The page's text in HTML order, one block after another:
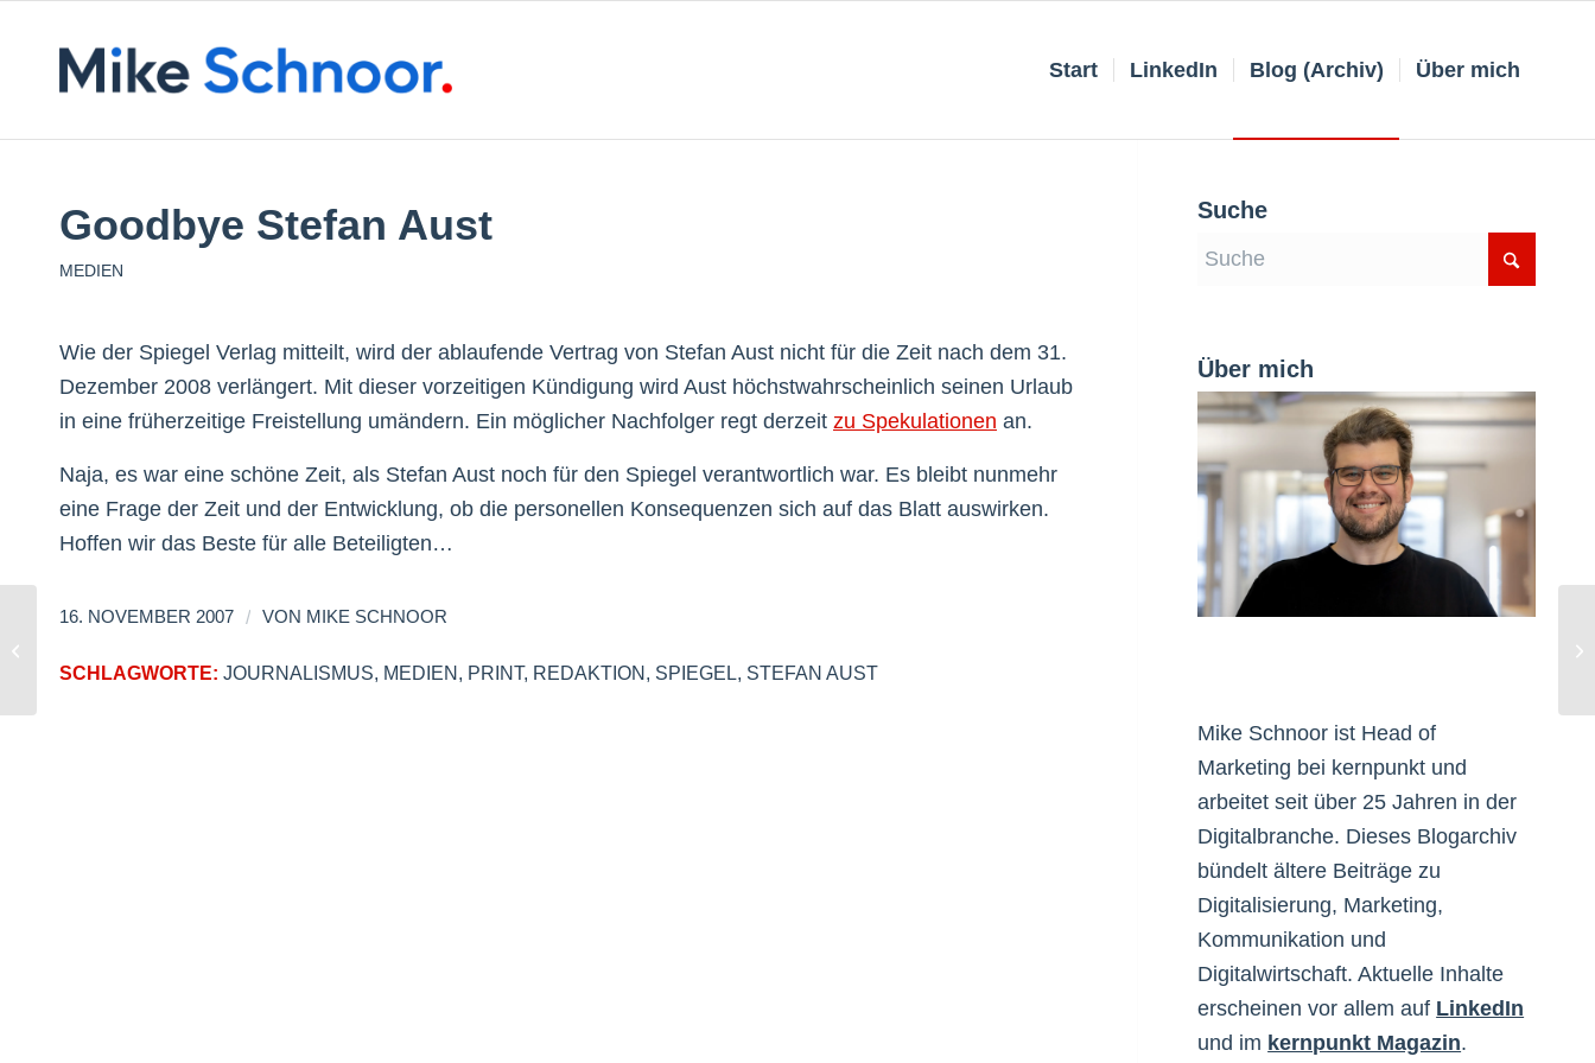
Start LinkedIn Blog (Archiv) Über mich
Goodbye Stefan Aust
MEDIEN
Wie der Spiegel Verlag mitteilt, wird der ablaufende Vertrag von Stefan Aust nicht für die Zeit nach dem 31.
Dezember 2008 verlängert. Mit dieser vorzeitigen Kündigung wird Aust höchstwahrscheinlich seinen Urlaub
in eine früherzeitige Freistellung umändern. Ein möglicher Nachfolger regt derzeit zu Spekulationen an.
Naja, es war eine schöne Zeit, als Stefan Aust noch für den Spiegel verantwortlich war. Es bleibt nunmehr
eine Frage der Zeit und der Entwicklung, ob die personellen Konsequenzen sich auf das Blatt auswirken.
Hoffen wir das Beste für alle Beteiligten…
16. NOVEMBER 2007 / VON MIKE SCHNOOR
SCHLAGWORTE: JOURNALISMUS, MEDIEN, PRINT, REDAKTION, SPIEGEL, STEFAN AUST
Suche
Über mich
Mike Schnoor ist Head of
Marketing bei kernpunkt und
arbeitet seit über 25 Jahren in der
Digitalbranche. Dieses Blogarchiv
bündelt ältere Beiträge zu
Digitalisierung, Marketing,
Kommunikation und
Digitalwirtschaft. Aktuelle Inhalte
erscheinen vor allem auf LinkedIn
und im kernpunkt Magazin.